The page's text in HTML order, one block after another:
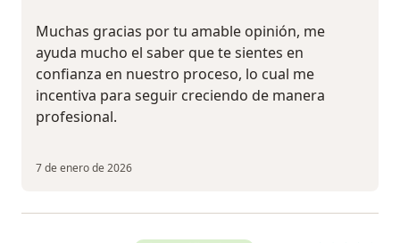
Muchas gracias por tu amable opinión, me
ayuda mucho el saber que te sientes en
confianza en nuestro proceso, lo cual me
incentiva para seguir creciendo de manera
profesional.
7 de enero de 2026